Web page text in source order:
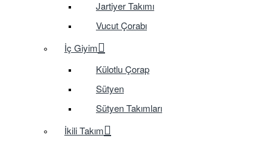
Jartiyer Takımı
Vucut Çorabı
İç Giyim
Külotlu Çorap
Sütyen
Sütyen Takımları
İkili Takım